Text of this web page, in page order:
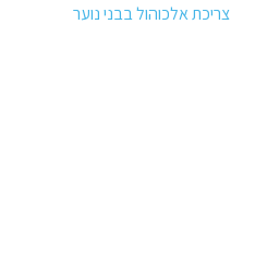
צריכת אלכוהול בבני נוער